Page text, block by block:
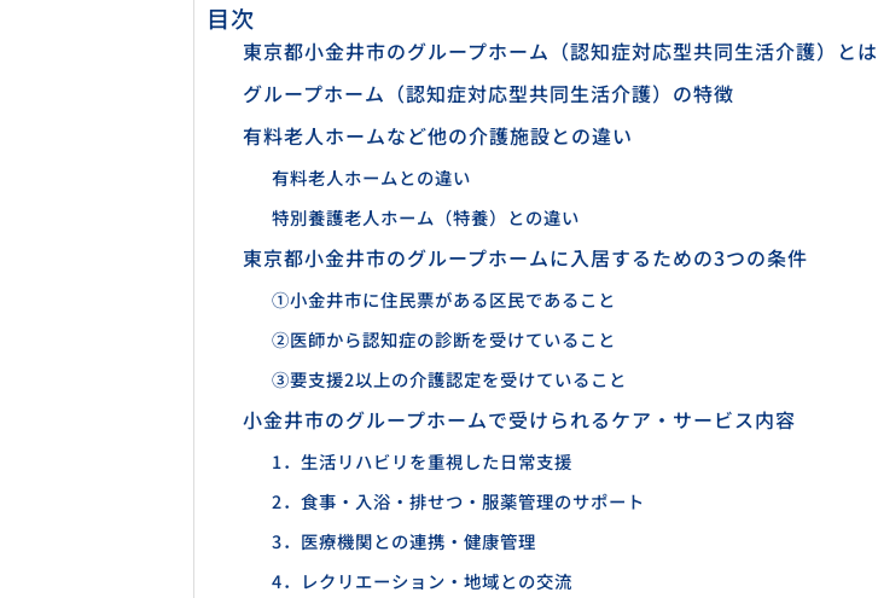
目次
東京都小金井市のグループホーム（認知症対応型共同生活介護）とは
グループホーム（認知症対応型共同生活介護）の特徴
有料老人ホームなど他の介護施設との違い
有料老人ホームとの違い
特別養護老人ホーム（特養）との違い
東京都小金井市のグループホームに入居するための3つの条件
①小金井市に住民票がある区民であること
②医師から認知症の診断を受けていること
③要支援2以上の介護認定を受けていること
小金井市のグループホームで受けられるケア・サービス内容
1．生活リハビリを重視した日常支援
2．食事・入浴・排せつ・服薬管理のサポート
3．医療機関との連携・健康管理
4．レクリエーション・地域との交流